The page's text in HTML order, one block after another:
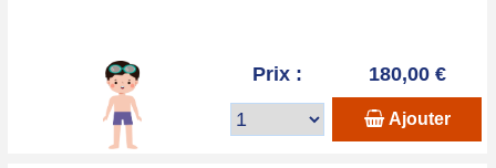
Prix : 180,00 €
Ajouter